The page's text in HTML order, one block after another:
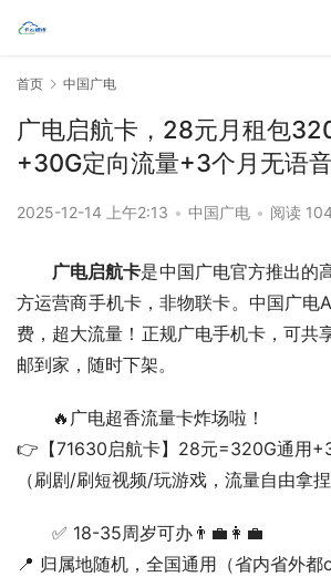
首页 中国广电
广电启航卡，28元月租包
+30G定向流量+3个月无语
2025-12-14 上午2:13 • 中国广电 • 阅读
广电启航卡是中国广电官方推出的
方运营商手机卡，非物联卡。中国广电
费，超大流量！正规广电手机卡，可共
邮到家，随时下架。
🔥广电超香流量卡炸场啦！
👉【71630启航卡】28元=320G通用
（刷剧/刷短视频/玩游戏，流量自由拿
✅ 18-35周岁可办👨💼👩💼
📍 归属地随机，全国通用（省内省外都